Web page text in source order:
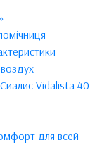
Vidalista 40
для всей